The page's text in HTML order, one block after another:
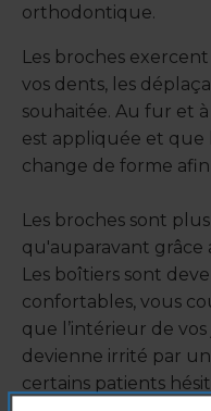
orthodontique.
Les broches
vos dents, les
souhaitée. Au fur et
est appliquée et que
change de forme
Les broches sont
qu'auparavant grâce
Les boîtiers sont
confortables, vous
que l’intérieur de
devienne irrité par
certains patients